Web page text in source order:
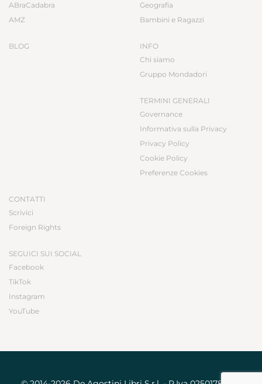
ABraCadabra
AMZ
BLOG
Geografia
Bambini e Ragazzi
INFO
Chi siamo
Gruppo Mondadori
TERMINI GENERALI
Governance
Informativa sulla Privacy
Privacy Policy
Cookie Policy
Preferenze Cookies
CONTATTI
Scrivici
Foreign Rights
SEGUICI SUI SOCIAL
Facebook
TikTok
Instagram
YouTube